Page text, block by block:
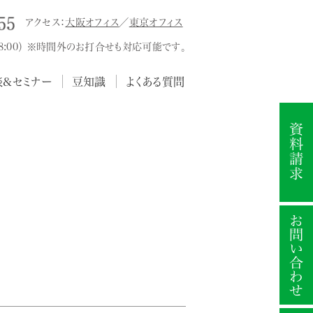
アクセス：大阪オフィス ／東京オフィス
） ※時間外のお打合せも対応可能です。
セミナー 豆知識 よくある質問